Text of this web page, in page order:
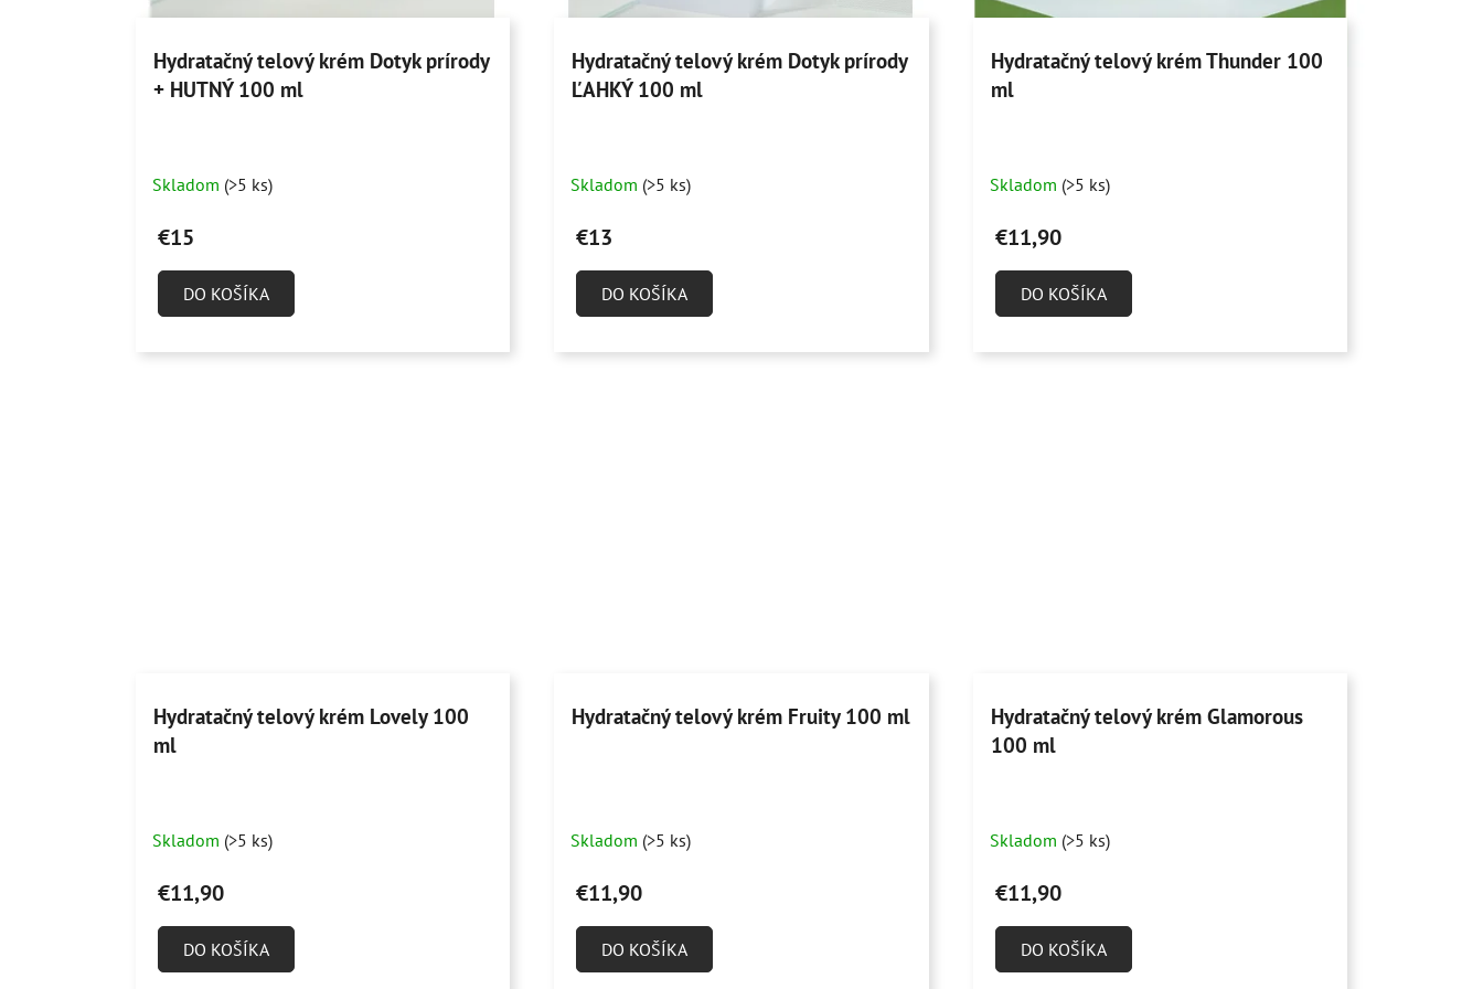
Hydratačný telový krém Dotyk prírody
+ HUTNÝ 100 ml
hodnotenie
produktu
z
Skladom (>5 ks)
€15
DO KOŠÍKA
Hydratačný telový krém Dotyk prírody
ĽAHKÝ 100 ml
hodnotenie
produktu
z
Skladom (>5 ks)
€13
DO KOŠÍKA
Hydratačný telový krém Thunder 100
ml
hodnotenie
produktu
z
Skladom (>5 ks)
€11,90
DO KOŠÍKA
Hydratačný telový krém Lovely 100
ml
hodnotenie
produktu
z
Skladom (>5 ks)
€11,90
DO KOŠÍKA
Hydratačný telový krém Fruity 100 ml
hodnotenie
produktu
z
Skladom (>5 ks)
€11,90
DO KOŠÍKA
Hydratačný telový krém Glamorous
100 ml
Skladom (>5 ks)
€11,90
DO KOŠÍKA